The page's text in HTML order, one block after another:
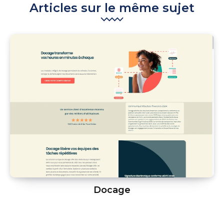
Articles sur le même sujet
Docage